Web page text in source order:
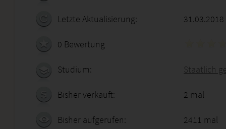
Letzte Aktualisierung: 31.03.2018
0 Bewertung
Studium: Staatlich
Bisher verkauft: 2 mal
Bisher aufgerufen: 2411 mal